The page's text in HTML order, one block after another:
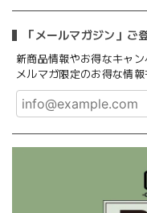
「メールマガジン」ご
新商品情報やお得なキャン
メルマガ限定のお得な情報